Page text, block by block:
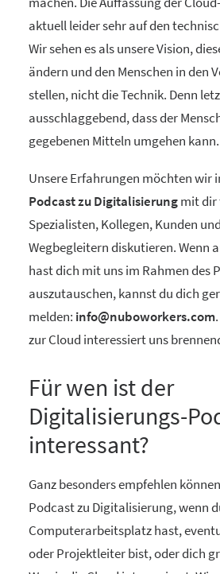
aktuell leider sehr auf den
Wir sehen es als unsere Vision,
ändern und den Menschen in den
stellen, nicht die Technik. Denn
ausschlaggebend, dass der
gegebenen Mitteln umgehen kann.
Unsere Erfahrungen möchten wir
Podcast zu Digitalisierungmit dir
Spezialisten, Kollegen, Kunden
Wegbegleitern diskutieren. Wenn
hast dich mit uns im Rahmen des
auszutauschen, kannst du dich
melden: info@nuboworkers.com
zur Cloud interessiert uns
Für wen ist der
Digitalisierungs-
interessant?
Ganz besonders empfehlen
Podcast zu Digitalisierung, wenn
Computerarbeitsplatz hast,
oder Projektleiter bist, oder dich